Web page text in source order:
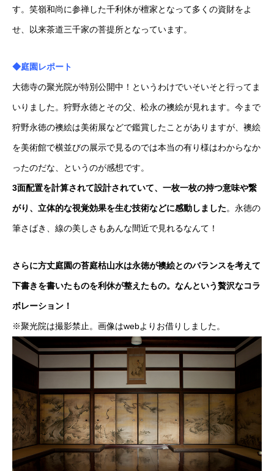
す。笑嶺和尚に参禅した千利休が檀家となって多くの資財をよ
せ、以来茶道三千家の菩提所となっています。
◆庭園レポート
大徳寺の聚光院が特別公開中！というわけでいそいそと行ってま
いりました。狩野永徳とその父、松永の襖絵が見れます。今まで
狩野永徳の襖絵は美術展などで鑑賞したことがありますが、襖絵
を美術館で横並びの展示で見るのでは本当の有り様はわからなか
ったのだな、というのが感想です。
3面配置を計算されて設計されていて、一枚一枚の持つ意味や繋
がり、立体的な視覚効果を生む技術などに感動しました。永徳の
筆さばき、線の美しさもあんな間近で見れるなんて！
さらに方丈庭園の苔庭枯山水は永徳が襖絵とのバランスを考えて
下書きを書いたものを利休が整えたもの。なんという贅沢なコラ
ボレーション！
※聚光院は撮影禁止。画像はwebよりお借りしました。